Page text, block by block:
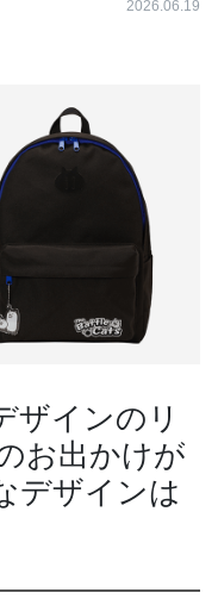
2026.06.19
ザインのリ
お出かけが
デザインは